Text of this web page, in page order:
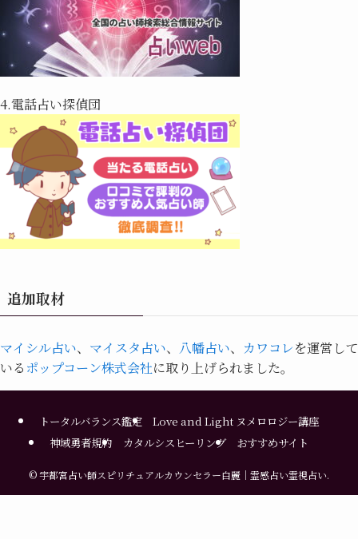
4.電話占い探偵団
追加取材
マイシル占い、 マイスタ占い、 八幡占い、 カワコレを運営して
いる ポップコーン株式会社に取り上げられました。
トータルバランス鑑定
Love and Light ヌメロロジー講座
神域勇者規約
カタルシスヒーリング おすすめサイト
©宇都宮占い師スピリチュアルカウンセラー白麗｜霊感占い霊視占い.